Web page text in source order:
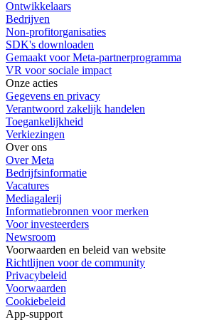
Ontwikkelaars
Bedrijven
Non-profitorganisaties
SDK's downloaden
Gemaakt voor Meta-partnerprogramma
VR voor sociale impact
Onze acties
Gegevens en privacy
Verantwoord zakelijk handelen
Toegankelijkheid
Verkiezingen
Over ons
Over Meta
Bedrijfsinformatie
Vacatures
Mediagalerij
Informatiebronnen voor merken
Voor investeerders
Newsroom
Voorwaarden en beleid van website
Richtlijnen voor de community
Privacybeleid
Voorwaarden
Cookiebeleid
App-support